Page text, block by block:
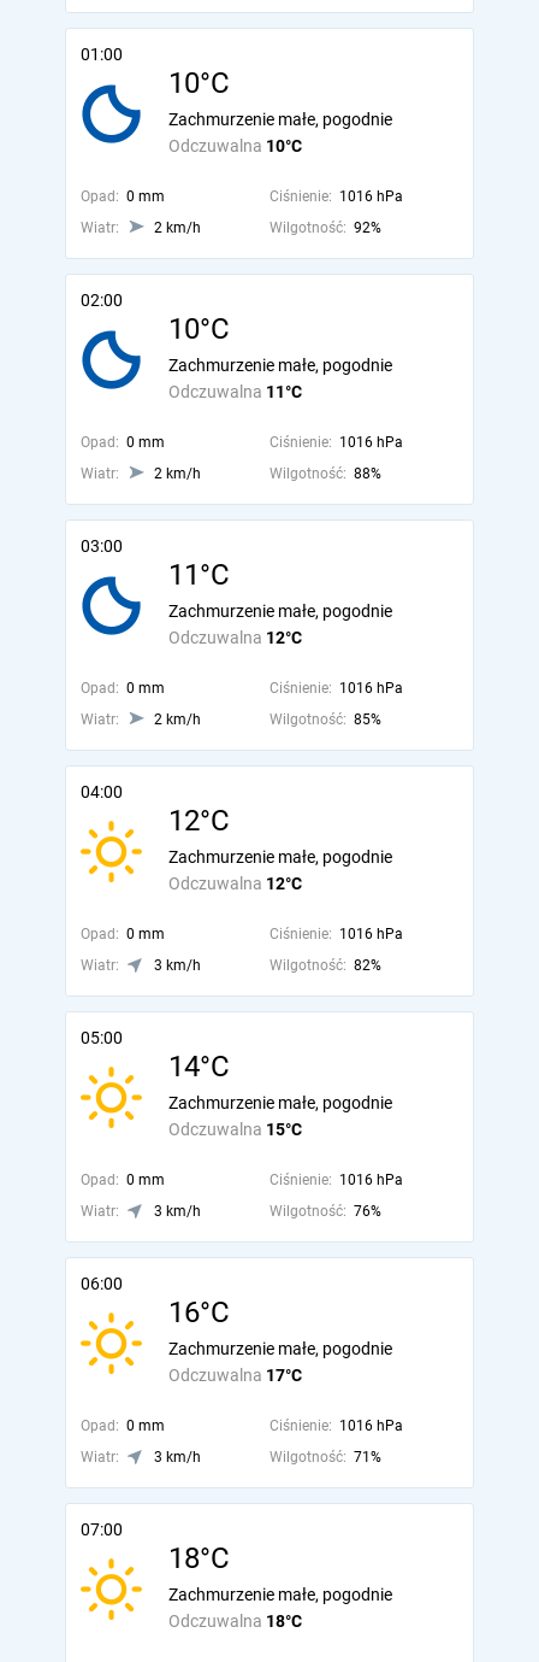
01:00
10°C
Odczuwalna 10°C
Zachmurzenie małe, pogodnie
Opad: 0 mm Ciśnienie: 1016 hPa
Wiatr:
2 km/h Wilgotność: 92%
02:00
10°C
Odczuwalna 11°C
Zachmurzenie małe, pogodnie
Opad: 0 mm Ciśnienie: 1016 hPa
Wiatr:
2 km/h Wilgotność: 88%
03:00
11°C
Odczuwalna 12°C
Zachmurzenie małe, pogodnie
Opad: 0 mm Ciśnienie: 1016 hPa
Wiatr:
2 km/h Wilgotność: 85%
04:00
12°C
Odczuwalna 12°C
Zachmurzenie małe, pogodnie
Opad: 0 mm Ciśnienie: 1016 hPa
Wiatr:
3 km/h Wilgotność: 82%
05:00
14°C
Odczuwalna 15°C
Zachmurzenie małe, pogodnie
Opad: 0 mm Ciśnienie: 1016 hPa
Wiatr:
3 km/h Wilgotność: 76%
06:00
16°C
Odczuwalna 17°C
Zachmurzenie małe, pogodnie
Opad: 0 mm Ciśnienie: 1016 hPa
Wiatr:
3 km/h Wilgotność: 71%
07:00
18°C
Odczuwalna 18°C
Zachmurzenie małe, pogodnie